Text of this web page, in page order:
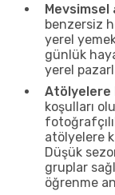
Mevsimsel
benzersiz
yerel
günlük
yerel
Atölyelere
koşulları
atölyelere
Düşük
gruplar
öğrenme